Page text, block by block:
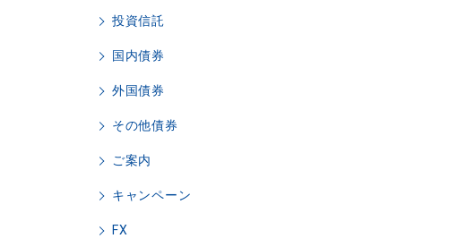
投資信託
国内債券
外国債券
その他債券
ご案内
キャンペーン
FX